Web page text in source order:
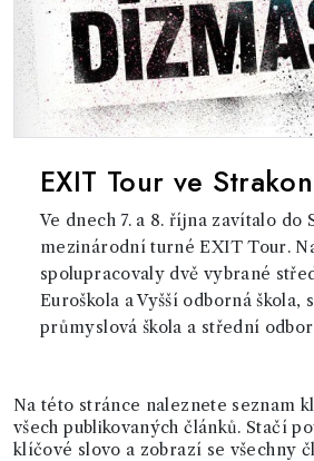
EXIT Tour ve
Ve dnech 7. a 8. října zavítalo do
mezinárodní turné EXIT Tour.
spolupracovaly dvě vybrané
Euroškola a Vyšší odborná škola,
průmyslová škola a střední
Na této stránce naleznete seznam
všech publikovaných článků. Stačí
klíčové slovo a zobrazí se všechny